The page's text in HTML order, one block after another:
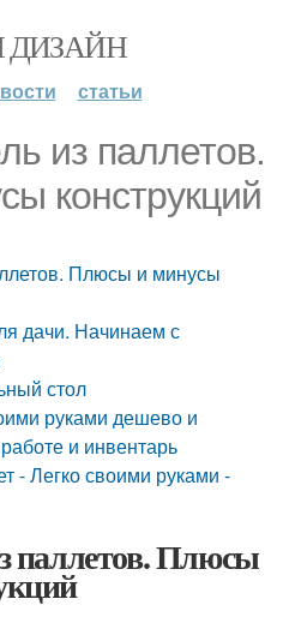
ДИЗАЙН
статьи
из паллетов.
конструкций
Плюсы и минусы
дачи. Начинаем с
стол
руками дешево и
и инвентарь
- Легко своими руками -
паллетов. Плюсы